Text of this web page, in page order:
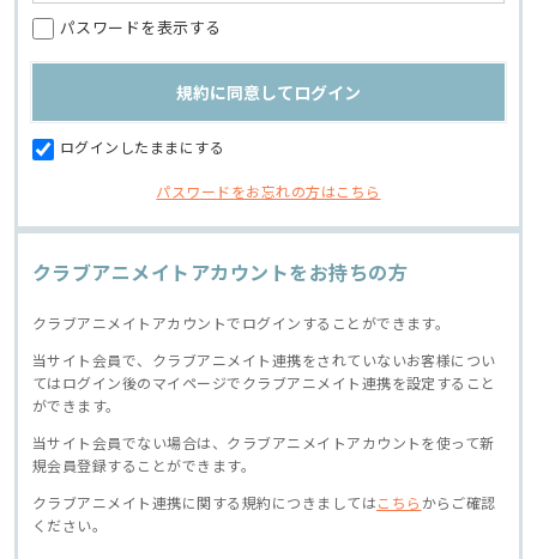
パスワードを表示する
ログインしたままにする
パスワードをお忘れの方はこちら
クラブアニメイトアカウントをお持ちの方
クラブアニメイトアカウントでログインすることができます。
当サイト会員で、クラブアニメイト連携をされていないお客様につい
てはログイン後のマイページでクラブアニメイト連携を設定すること
ができます。
当サイト会員でない場合は、クラブアニメイトアカウントを使って新
規会員登録することができます。
クラブアニメイト連携に関する規約につきましてはこちら からご確認
ください。